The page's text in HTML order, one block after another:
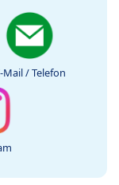
Mail / Telefon